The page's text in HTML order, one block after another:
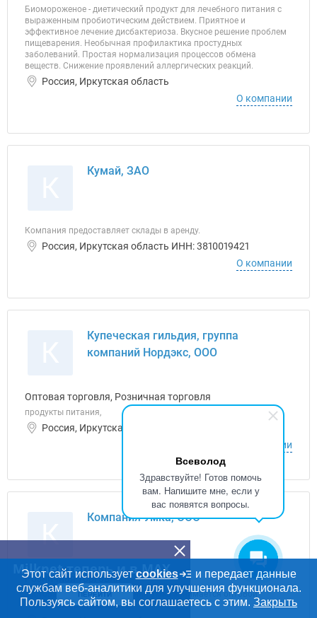
Всеволод
Здравствуйте! Готов помочь
вам. Напишите мне, если у
вас появятся вопросы.
Биомороженое - диетический продукт для лечебного питания с
выраженным пробиотическим действием. Приятное и
эффективное лечение дисбактериоза. Вкусное решение проблем
пищеварения. Необычная профилактика простудных
заболеваний. Простая нормализация процессов обмена
веществ. Снижение проявлений аллергических реакций.
Россия, Иркутская область
О компании
Кумай, ЗАО
Компания предоставляет склады в аренду.
Россия, Иркутская область ИНН: 3810019421
О компании
Купеческая гильдия, группа
компаний Нордэкс, ООО
Оптовая торговля, Розничная торговля
продукты питания,
Россия, Иркутская область ИНН: 3810318703
О компании
К
Компания Умка, ООО
Розничная торговля
Торговая компания Компания Умка занимается оптовой
торговлей продукцией
Milknet теперь и в MAX
ПЕРЕЙТИ
Этот сайт использует cookies
и передает данные
службам веб-аналитики для улучшения функционала.
Пользуясь сайтом, вы соглашаетесь с этим. Закрыть